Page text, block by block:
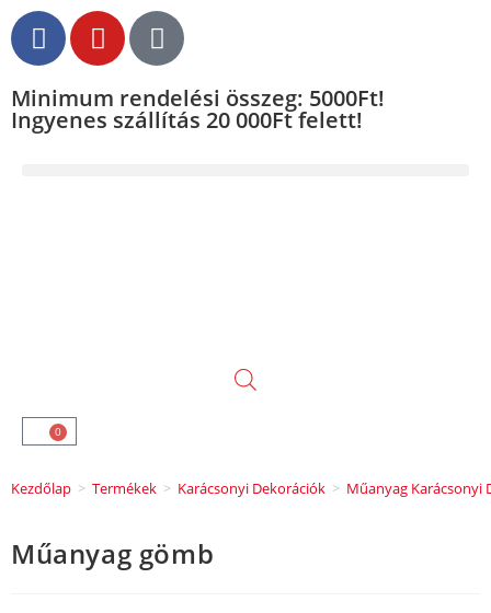
Minimum rendelési összeg: 5000Ft!
Ingyenes szállítás 20 000Ft felett!
0
Kezdőlap > Termékek > Karácsonyi Dekorációk > Műanyag Karácsonyi
Műanyag gömb